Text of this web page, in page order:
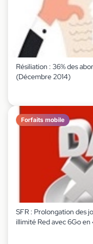
Résiliation : 36% des
(Décembre 2014)
Forfaits mobile
SFR : Prolongation des
illimité Red avec 6Go en